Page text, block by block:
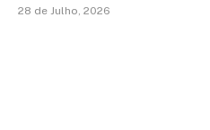
28 de Julho, 2026